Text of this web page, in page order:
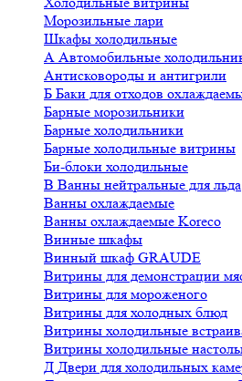
Морозильные лари
Шкафы холодильные
А Автомобильные
Антисковороды и антигрили
Б Баки для отходов
Барные морозильники
Барные холодильники
Барные холодильные витрины
Би-блоки холодильные
В Ванны нейтральные для льда
Ванны охлаждаемые
Ванны охлаждаемые Koreco
Винные шкафы
Винный шкаф GRAUDE
Витрины для демонстрации
Витрины для мороженого
Витрины для холодных блюд
Витрины холодильные
Витрины холодильные
Д Двери для холодильных